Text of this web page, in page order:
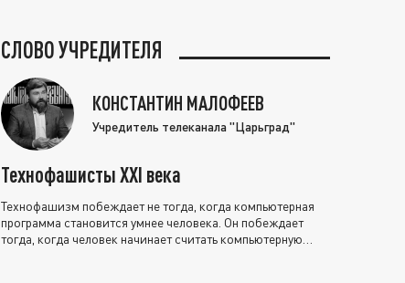
СЛОВО УЧРЕДИТЕЛЯ
КОНСТАНТИН МАЛОФЕЕВ
Учредитель телеканала "Царьград"
Технофашисты XXI века
Технофашизм побеждает не тогда, когда компьютерная
программа становится умнее человека. Он побеждает
тогда, когда человек начинает считать компьютерную